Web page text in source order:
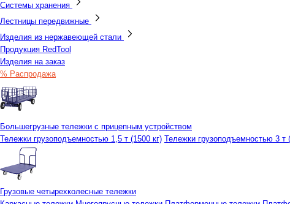
Системы хранения
Лестницы передвижные
Изделия из нержавеющей стали
Продукция RedTool
Изделия на заказ
% Распродажа
Большегрузные тележки с прицепным устройством
Тележки грузоподъемностью 1,5 т (1500 кг) Тележки грузоподъемностью 3 т
Грузовые четырехколесные тележки